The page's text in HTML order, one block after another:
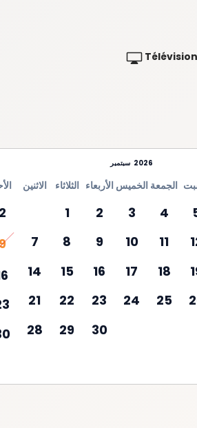
Télévision
2
سبتمبر 2026
الاثنين الثلاثاء الأربعاء الخميس الجمعة
1 2 3 4
7
8 9 10 11
14
15 16 17 18
21
22 23 24 25
28
29 30